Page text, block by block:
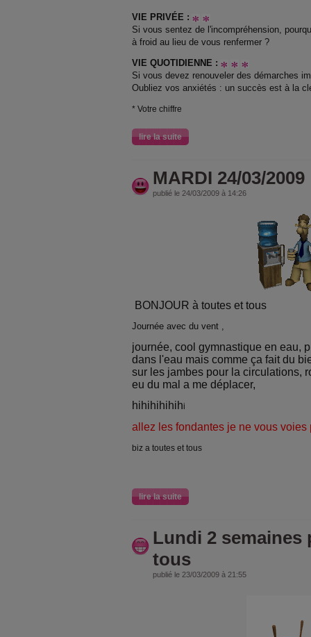
VIE PRIVÉE :
Si vous sentez de l'incompréhension,
à froid au lieu de vous renfermer ?
VIE QUOTIDIENNE :
Si vous devez renouveler des démarches
Oubliez vos anxiétés : un succès est à la
* Votre chiffre
lire la suite
MARDI 24/03/2009
publié le 24/03/2009 à 14:26
BONJOUR à toutes et tous
Journée avec du vent ,
journée, cool gymnastique en eau,
dans l'eau mais comme ça fait du
sur les jambes pour la circulations,
eu du mal a me déplacer,
hihihihihihi
allez les fondantes je ne vous voies
biz a toutes et tous
lire la suite
Lundi 2 semaines
tous
publié le 23/03/2009 à 21:55